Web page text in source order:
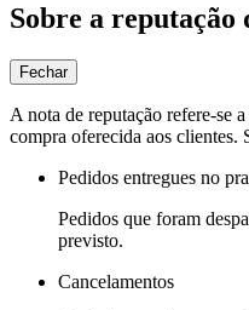
Sobre a reputação
Fechar
A nota de reputação refere-se
compra oferecida aos clientes.
Pedidos entregues no
Pedidos que foram
previsto.
Cancelamentos